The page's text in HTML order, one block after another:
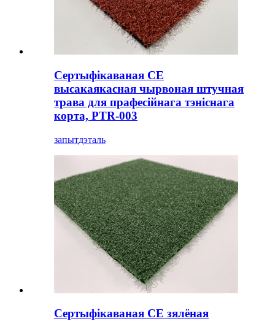
Сертыфікаваная CE
высакаякасная чырвоная штучная
трава для прафесійнага тэніснага
корта, PTR-003
запытдэталь
Сертыфікаваная CE зялёная